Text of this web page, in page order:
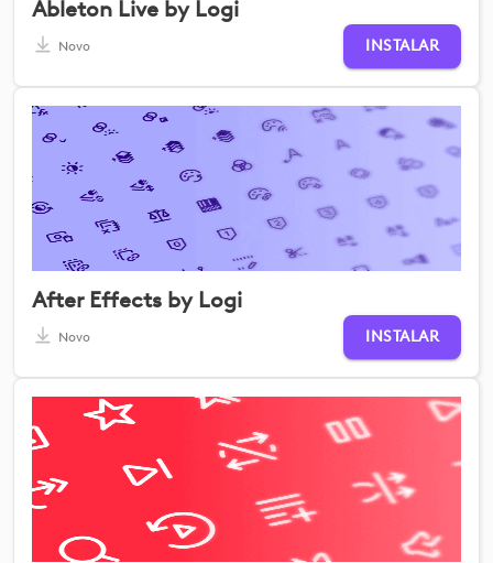
Ableton Live by Logi
Novo INSTALAR
After Effects by Logi
Novo INSTALAR